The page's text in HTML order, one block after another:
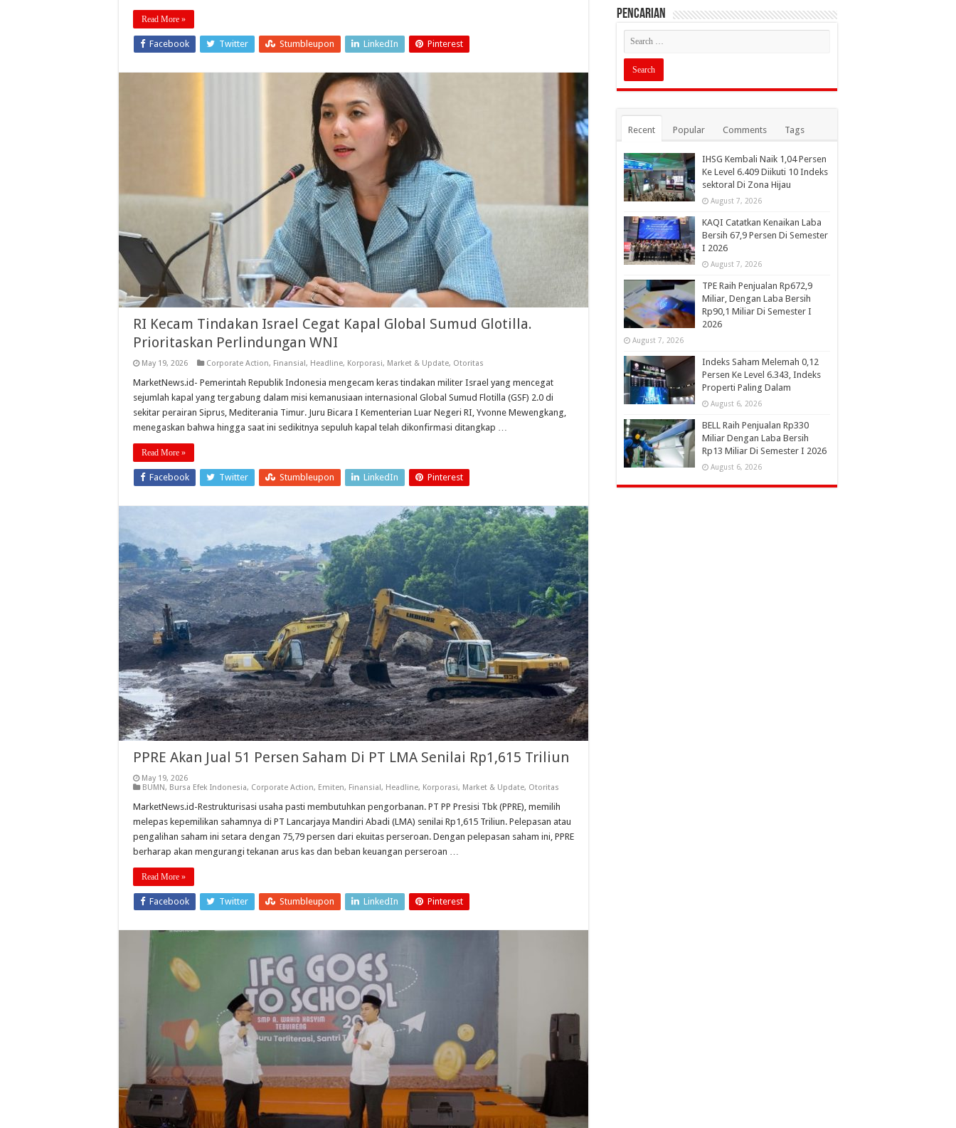
Read More »
Facebook Twitter Stumbleupon LinkedIn Pinterest
RI Kecam Tindakan Israel Cegat Kapal Global Sumud Glotilla.
Prioritaskan Perlindungan WNI
May 19, 2026 Corporate Action, Finansial, Headline, Korporasi, Market & Update, Otoritas
MarketNews.id- Pemerintah Republik Indonesia mengecam keras tindakan militer Israel yang mencegat
sejumlah kapal yang tergabung dalam misi kemanusiaan internasional Global Sumud Flotilla (GSF) 2.0 di
sekitar perairan Siprus, Mediterania Timur. Juru Bicara I Kementerian Luar Negeri RI, Yvonne Mewengkang,
menegaskan bahwa hingga saat ini sedikitnya sepuluh kapal telah dikonfirmasi ditangkap …
Read More »
Facebook Twitter Stumbleupon LinkedIn Pinterest
PPRE Akan Jual 51 Persen Saham Di PT LMA Senilai Rp1,615 Triliun
May 19, 2026
BUMN, Bursa Efek Indonesia, Corporate Action, Emiten, Finansial, Headline, Korporasi, Market & Update, Otoritas
MarketNews.id-Restrukturisasi usaha pasti membutuhkan pengorbanan. PT PP Presisi Tbk (PPRE), memilih
melepas kepemilikan sahamnya di PT Lancarjaya Mandiri Abadi (LMA) senilai Rp1,615 Triliun. Pelepasan atau
pengalihan saham ini setara dengan 75,79 persen dari ekuitas perseroan. Dengan pelepasan saham ini, PPRE
berharap akan mengurangi tekanan arus kas dan beban keuangan perseroan …
Read More »
Facebook Twitter Stumbleupon LinkedIn Pinterest
PENCARIAN
Recent Popular Comments Tags
IHSG Kembali Naik 1,04 Persen
Ke Level 6.409 Diikuti 10 Indeks
sektoral Di Zona Hijau
August 7, 2026
KAQI Catatkan Kenaikan Laba
Bersih 67,9 Persen Di Semester
I 2026
August 7, 2026
TPE Raih Penjualan Rp672,9
Miliar, Dengan Laba Bersih
Rp90,1 Miliar Di Semester I
2026
August 7, 2026
Indeks Saham Melemah 0,12
Persen Ke Level 6.343, Indeks
Properti Paling Dalam
August 6, 2026
BELL Raih Penjualan Rp330
Miliar Dengan Laba Bersih
Rp13 Miliar Di Semester I 2026
August 6, 2026